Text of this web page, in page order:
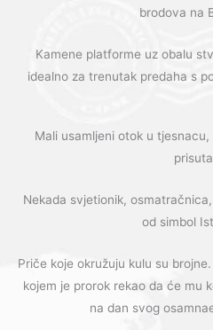
brodova na
Kamene platforme uz obalu
idealno za trenutak predaha s
Mali usamljeni otok u
Nekada svjetionik,
od simbol
Priče koje okružuju kulu su
kojem je prorok rekao da će mu
na dan svog